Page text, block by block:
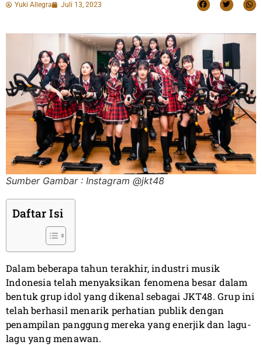
Yuki Allegra Juli 13, 2023
Sumber Gambar : Instagram @jkt48
Daftar Isi
Dalam beberapa tahun terakhir, industri musik
Indonesia telah menyaksikan fenomena besar dalam
bentuk grup idol yang dikenal sebagai JKT48. Grup ini
telah berhasil menarik perhatian publik dengan
penampilan panggung mereka yang enerjik dan lagu-
lagu yang menawan.